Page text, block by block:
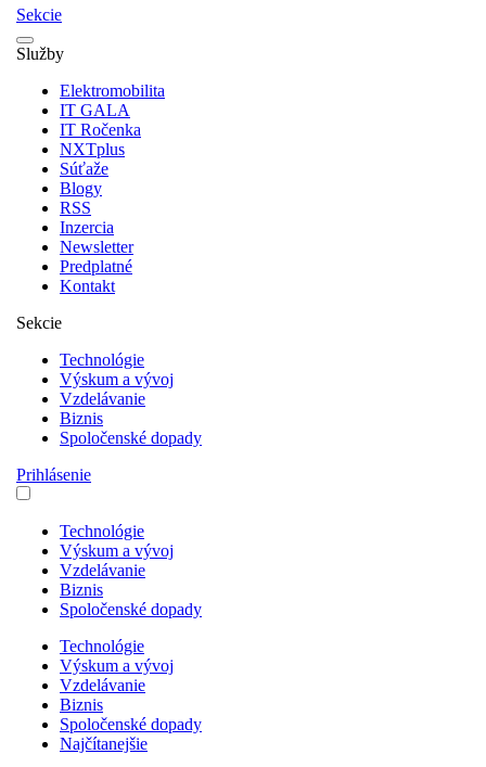
Sekcie
Služby
Elektromobilita
IT GALA
IT Ročenka
NXTplus
Súťaže
Blogy
RSS
Inzercia
Newsletter
Predplatné
Kontakt
Sekcie
Technológie
Výskum a vývoj
Vzdelávanie
Biznis
Spoločenské dopady
Prihlásenie
Technológie
Výskum a vývoj
Vzdelávanie
Biznis
Spoločenské dopady
Technológie
Výskum a vývoj
Vzdelávanie
Biznis
Spoločenské dopady
Najčítanejšie